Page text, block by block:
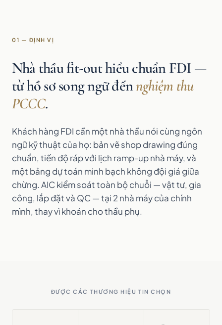
01 — ĐỊNH VỊ
Nhà thầu fit-out hiểu chuẩn FDI —
từ hồ sơ song ngữ đếnnghiệm thu
PCCC.
Khách hàng FDI cần một nhà thầu nói cùng ngôn
ngữ kỹ thuật của họ: bản vẽ shop drawing đúng
chuẩn, tiến độ ráp với lịch ramp-up nhà máy, và
một bảng dự toán minh bạch không đội giá giữa
chừng. AIC kiểm soát toàn bộ chuỗi — vật tư, gia
công, lắp đặt và QC — tại 2 nhà máy của chính
mình, thay vì khoán cho thầu phụ.
ĐƯỢC CÁC THƯƠNG HIỆU TIN CHỌN